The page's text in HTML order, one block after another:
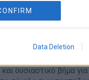
Data Deletion
Επιχειρήσεις
Στην
ουσιαστικό βήμα